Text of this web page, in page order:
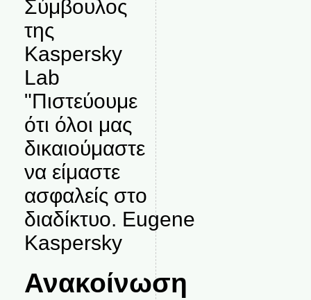
Σύμβουλος
της
Kaspersky
Lab
"Πιστεύουμε
ότι όλοι μας
δικαιούμαστε
να είμαστε
ασφαλείς στο
διαδίκτυο. Eugene
Kaspersky
Ανακοίνωση